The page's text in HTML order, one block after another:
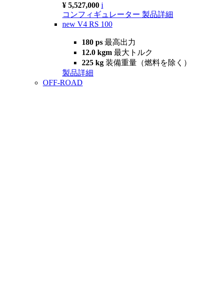
¥ 5,527,000 i
コンフィギュレーター 製品詳細
new V4 RS 100
180 ps 最高出力
12.0 kgm 最大トルク
225 kg 装備重量（燃料を除く）
製品詳細
OFF-ROAD